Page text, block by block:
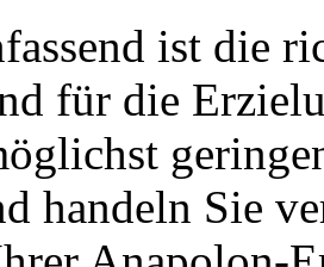
ist die
für die
handeln Sie